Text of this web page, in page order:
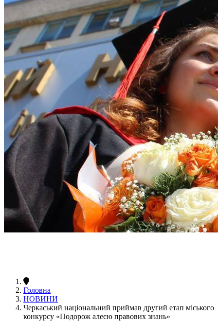
Головна
НОВИНИ
Черкаський національний приймав другий етап міського
конкурсу «Подорож алеєю правових знань»